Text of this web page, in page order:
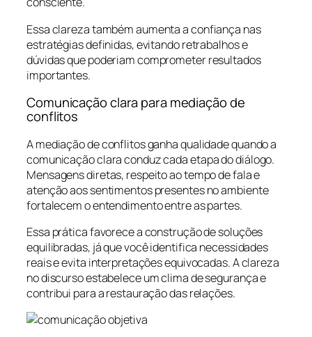
Essa clareza também aumenta a confiança nas
estratégias definidas, evitando retrabalhos e
dúvidas que poderiam comprometer resultados
importantes.
Comunicação clara para mediação de
conflitos
A mediação de conflitos ganha qualidade quando a
comunicação clara conduz cada etapa do diálogo.
Mensagens diretas, respeito ao tempo de fala e
atenção aos sentimentos presentes no ambiente
fortalecem o entendimento entre as partes.
Essa prática favorece a construção de soluções
equilibradas, já que você identifica necessidades
reais e evita interpretações equivocadas. A clareza
no discurso estabelece um clima de segurança e
contribui para a restauração das relações.